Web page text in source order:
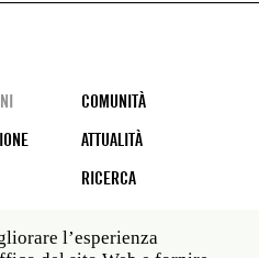
COMUNITÀ
ATTUALITÀ
RICERCA
l’esperienza